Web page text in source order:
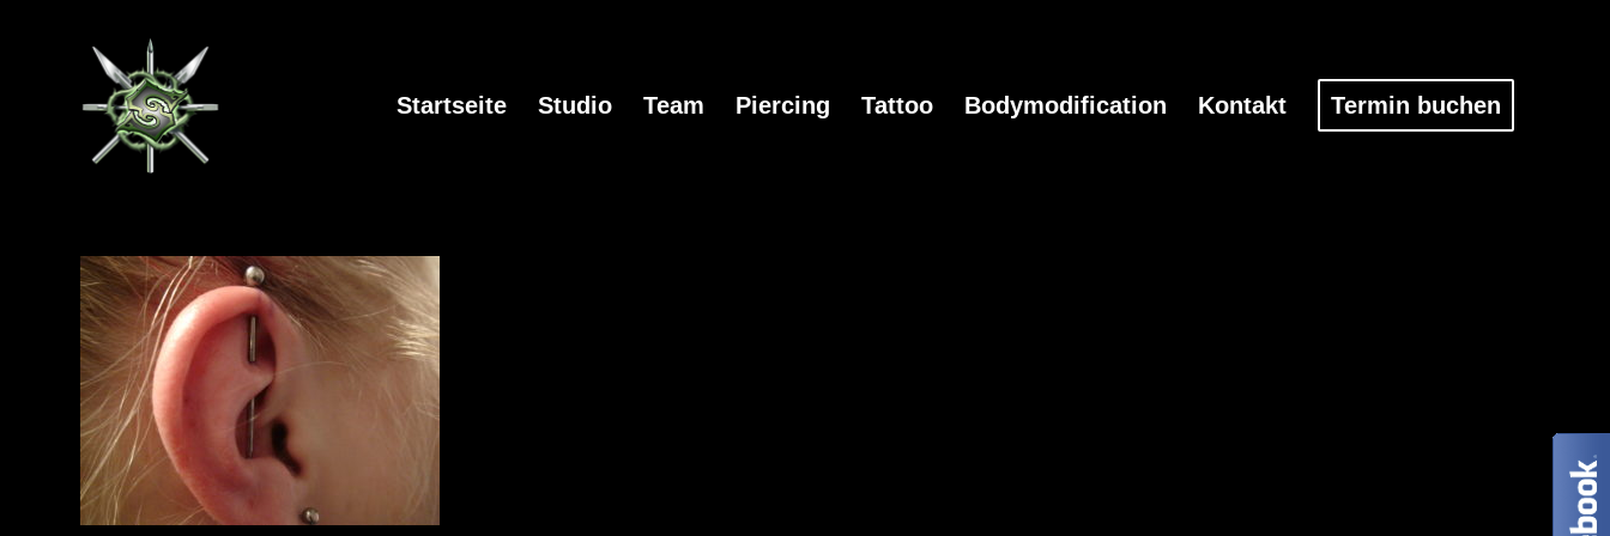
Startseite Studio Team Piercing Tattoo Bodymodification Kontakt Termin buchen